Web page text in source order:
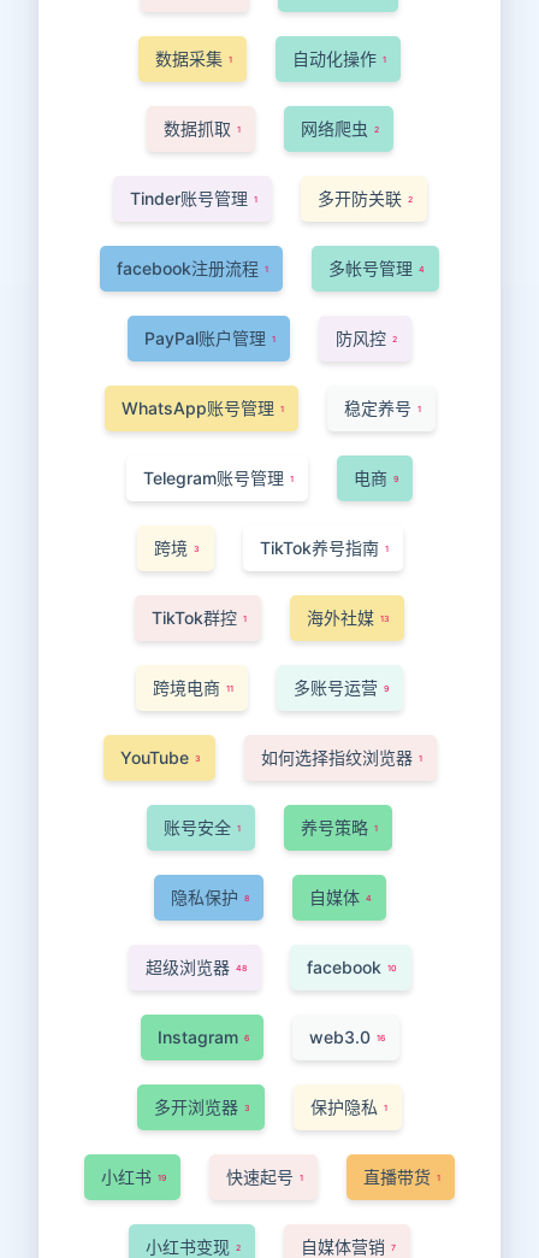
数据采集 1 自动化操作 1
数据抓取 1 网络爬虫 2
Tinder账号管理 1 多开防关联 2
facebook注册流程 1 多帐号管理 4
PayPal账户管理 1 防风控 2
WhatsApp账号管理 1 稳定养号 1
Telegram账号管理 1 电商 9
跨境 3 TikTok养号指南 1
TikTok群控 1 海外社媒 13
跨境电商 11 多账号运营 9
YouTube 3 如何选择指纹浏览器 1
账号安全 1 养号策略 1
隐私保护 8 自媒体 4
超级浏览器 48 facebook 10
Instagram 6 web3.0 16
多开浏览器 3 保护隐私 1
小红书 19 快速起号 1 直播带货 1
小红书变现 2 自媒体营销 7